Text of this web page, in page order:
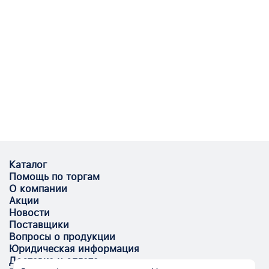
Каталог
Помощь по торгам
О компании
Акции
Новости
Поставщики
Вопросы о продукции
Юридическая информация
Доставка и оплата